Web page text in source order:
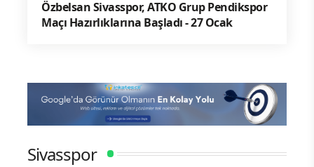
Özbelsan Sivasspor, ATKO Grup Pendikspor
Maçı Hazırlıklarına Başladı - 27 Ocak
Sivasspor